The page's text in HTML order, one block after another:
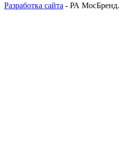
Разработка сайта - РА МосБренд.